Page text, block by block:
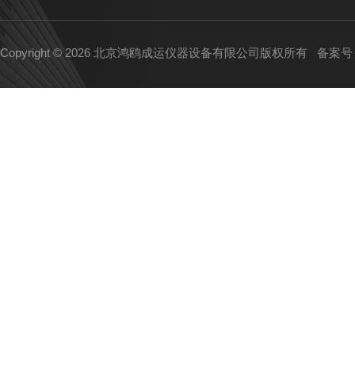
Copyright © 2026 北京鸿鸥成运仪器设备有限公司版权所有 备案号